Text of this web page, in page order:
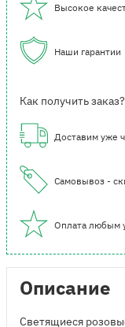
Высокое
Наши гарантии
Как получить заказ?
Доставим уже
Самовывоз -
Оплата любым
Описание
Светящиеся